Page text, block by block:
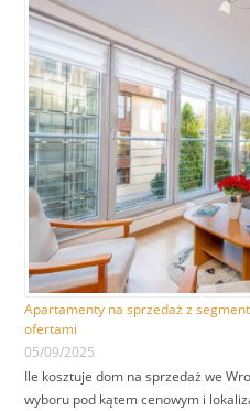
Apartamenty na sprzedaż z
ofertami
05/09/2025
Ile kosztuje dom na sprzedaż we
wyboru pod kątem cenowym i